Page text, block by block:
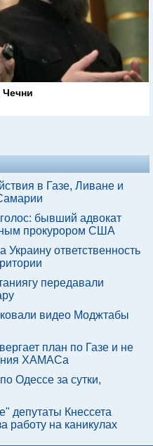
Чечни
в Газе, Ливане и
бывший адвокат
прокурором США
Украину ответственность
передавали
видео Моджтабы
план по Газе и не
ХАМАСа
Одессе за сутки,
депутаты Кнессета
работу на каникулах